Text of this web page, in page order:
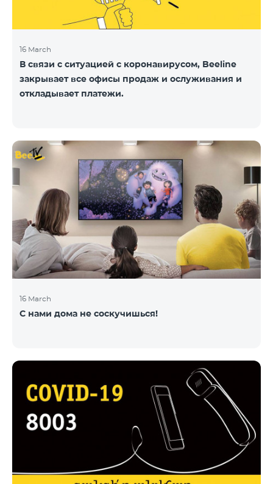
16 March
В связи с ситуацией с коронавирусом, Beeline
закрывает все офисы продаж и ослуживания и
откладывает платежи.
16 March
С нами дома не соскучишься!